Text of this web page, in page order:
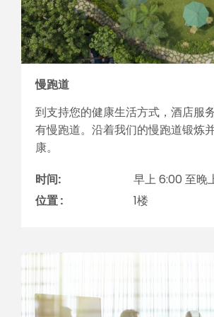
慢跑道
到支持您的健康生活方式，酒店服
有慢跑道。沿着我们的慢跑道锻炼
康。
时间:
早上 6:00 至晚
位置 :
1楼